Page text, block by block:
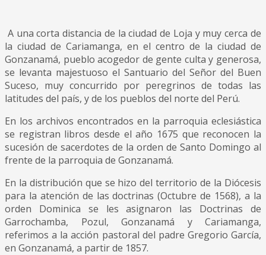
A una corta distancia de la ciudad de Loja y muy cerca de
la ciudad de Cariamanga, en el centro de la ciudad de
Gonzanamá, pueblo acogedor de gente culta y generosa,
se levanta majestuoso el Santuario del Señor del Buen
Suceso, muy concurrido por peregrinos de todas las
latitudes del país, y de los pueblos del norte del Perú.
En los archivos encontrados en la parroquia eclesiástica
se registran libros desde el año 1675 que reconocen la
sucesión de sacerdotes de la orden de Santo Domingo al
frente de la parroquia de Gonzanamá.
En la distribución que se hizo del territorio de la Diócesis
para la atención de las doctrinas (Octubre de 1568), a la
orden Dominica se les asignaron las Doctrinas de
Garrochamba, Pozul, Gonzanamá y Cariamanga,
referimos a la acción pastoral del padre Gregorio García,
en Gonzanamá, a partir de 1857.